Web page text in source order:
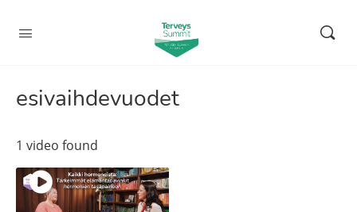
esivaihdevuodet
1 video found